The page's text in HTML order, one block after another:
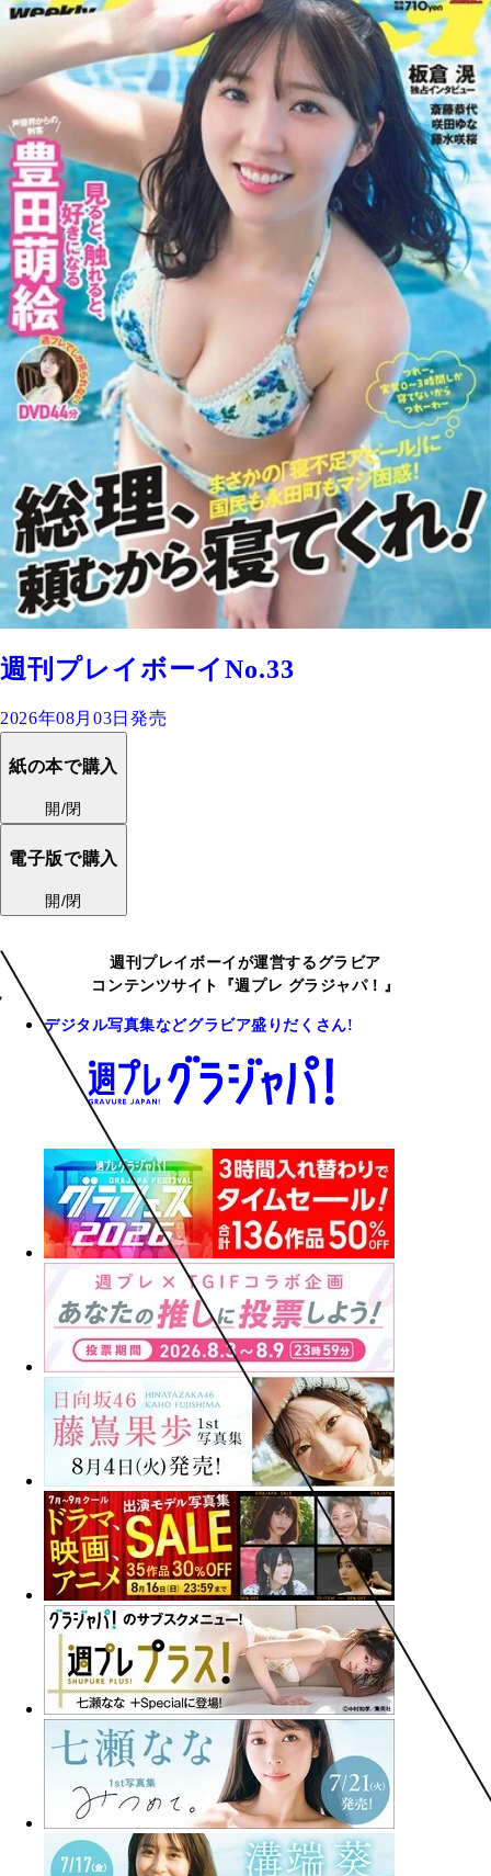
週刊プレイボーイNo.33
2026年08月03日発売
紙の本で購入
開/閉
電子版で購入
開/閉
週刊プレイボーイが運営するグラビア
コンテンツサイト『週プレ グラジャパ！』
デジタル写真集などグラビア盛りだくさん!